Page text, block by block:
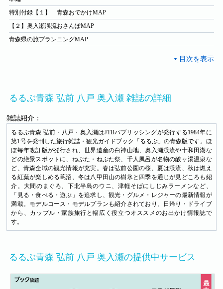
特別付録【１】 青森おでかけMAP
【２】奥入瀬渓流おさんぽMAP
青森県の旅プランニングMAP
るるぶ青森 弘前 八戸 奥入瀬 雑誌の詳細
雑誌紹介：
るるぶ青森 弘前・八戸・奥入瀬はJTBパブリッシングが発行する1984年に
第1号を発刊した旅行雑誌・観光ガイドブック「るるぶ」の青森版です。ほ
ぼ毎年改訂版が発行され、世界遺産の白神山地、奥入瀬渓流や十和田湖な
どの絶景スポットに、ねぶた・ねぷた祭、千人風呂が名物の酸ヶ湯温泉な
ど、青森全域の観光情報が充実。春は弘前公園の桜、夏は渓流、秋は燃え
る紅葉が楽しめる蔦沼、冬は八甲田山の樹氷と四季を通じが見どころも紹
介。大間のまぐろ、下北半島のウニ、津軽そばにしじみラーメンなど、
「見る・食べる・遊ぶ」を追求し、観光・グルメ・レジャーの最新情報が
満載。モデルコース・モデルプランも紹介されており、日帰り・ドライブ
から、カップル・家族旅行と幅広く役立つオススメのお出かけ情報誌で
す。
るるぶ青森 弘前 八戸 奥入瀬の提供中サービス